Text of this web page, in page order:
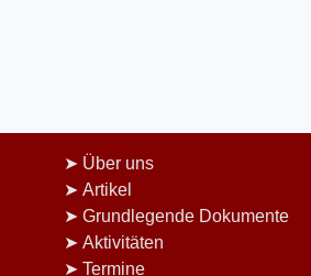
Über uns
Artikel
Grundlegende Dokumente
Aktivitäten
Termine